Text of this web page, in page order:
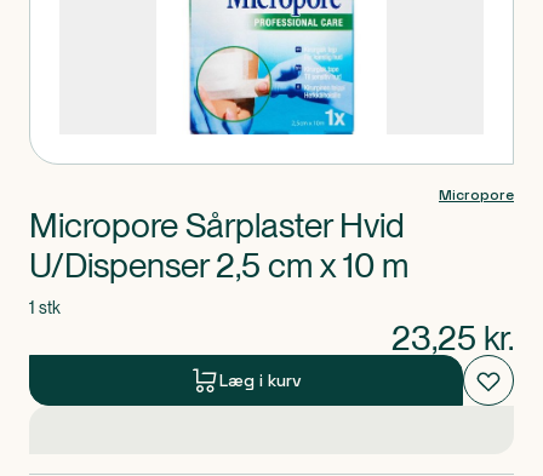
Micropore
Micropore Sårplaster Hvid
U/Dispenser 2,5 cm x 10 m
1 stk
23,25 kr.
Læg i kurv